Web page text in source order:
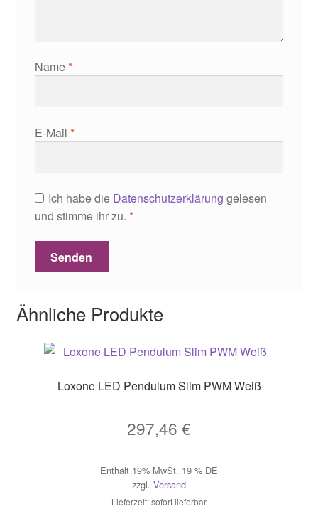
Name*
E-Mail *
Ich habe die Datenschutzerklärung gelesen
und stimme ihr zu. *
Ähnliche Produkte
Loxone LED Pendulum Slim PWM Weiß
297,46 €
Enthält 19% MwSt. 19 % DE
zzgl. Versand
Lieferzeit: sofort lieferbar